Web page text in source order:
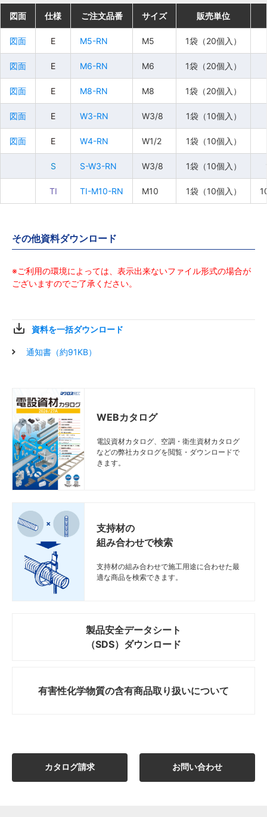
図面 仕様 ご注文品番 サイズ 販売単位
図面 E M5-RN M5 1袋（20個入）
図面 E M6-RN M6 1袋（20個入）
図面 E M8-RN M8 1袋（20個入）
図面 E W3-RN W3/8 1袋（10個入）
図面 E W4-RN W1/2 1袋（10個入）
S S-W3-RN W3/8 1袋（10個入）
TI TI-M10-RN M10 1袋（10個入）
図面 仕様 ご注文品番 サイズ 販売単位
図面 E M5-RN M5 1袋（20個入）
図面 E M6-RN M6 1袋（20個入）
図面 E M8-RN M8 1袋（20個入）
図面 E W3-RN W3/8 1袋（10個入）
図面 E W4-RN W1/2 1袋（10個入）
S S-W3-RN W3/8 1袋（10個入）
TI TI-M10-RN M10 1袋（10個入）
図面 仕様 ご注文品番 サイズ 販売単位
図面 E M5-RN M5 1袋（20個入）
図面 E M6-RN M6 1袋（20個入）
図面 E M8-RN M8 1袋（20個入）
図面 E W3-RN W3/8 1袋（10個入）
図面 E W4-RN W1/2 1袋（10個入）
S S-W3-RN W3/8 1袋（10個入）
TI TI-M10-RN M10 1袋（10個入）
図面 仕様 ご注文品番 サイズ 販売単位
図面 E M5-RN M5 1袋（20個入）
図面 E M6-RN M6 1袋（20個入）
図面 E M8-RN M8 1袋（20個入）
図面 E W3-RN W3/8 1袋（10個入）
図面 E W4-RN W1/2 1袋（10個入）
S S-W3-RN W3/8 1袋（10個入）
TI TI-M10-RN M10 1袋（10個入）
その他資料ダウンロード
※ご利用の環境によっては、表示出来ないファイル形式の場合が
ございますのでご了承ください。
資料を一括ダウンロード
通知書（約91KB）
WEBカタログ
電設資材カタログ、空調・衛生資材カタログ
などの弊社カタログを閲覧・ダウンロードで
きます。
支持材の
組み合わせで検索
支持材の組み合わせで施工用途に合わせた最
適な商品を検索できます。
製品安全データシート
（SDS）ダウンロード
有害性化学物質の含有商品取り扱いについて
カタログ請求 お問い合わせ